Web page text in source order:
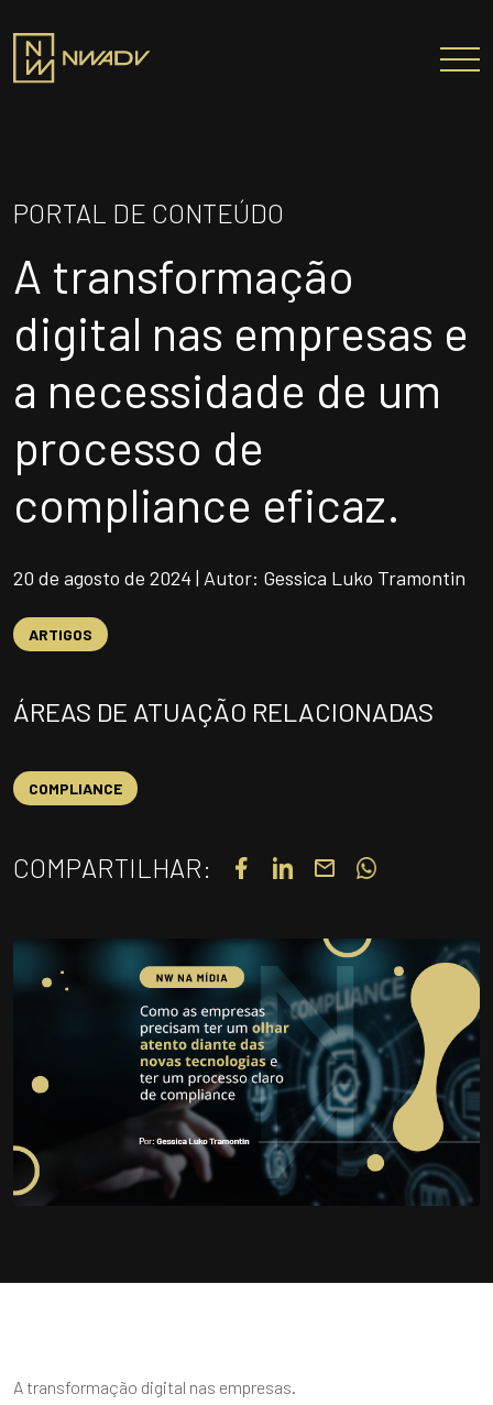
Entregas e Soluções
Pensamento Inovador
PROFISSIONAIS
ÁREAS DE ATUAÇÃO
INSTITUTO NELSON WILIANS
ATUAÇÃO INTERNACIONAL
UNIDADES
PORTAL DE CONTEÚDO
PRIVACIDADE
Siga-nos
PORTAL DE CONTEÚDO
A transformação
digital nas empresas e
a necessidade de um
processo de
compliance eficaz.
20 de agosto de 2024 | Autor: Gessica Luko Tramontin
ARTIGOS
ÁREAS DE ATUAÇÃO RELACIONADAS
COMPLIANCE
COMPARTILHAR:
A transformação digital nas empresas.